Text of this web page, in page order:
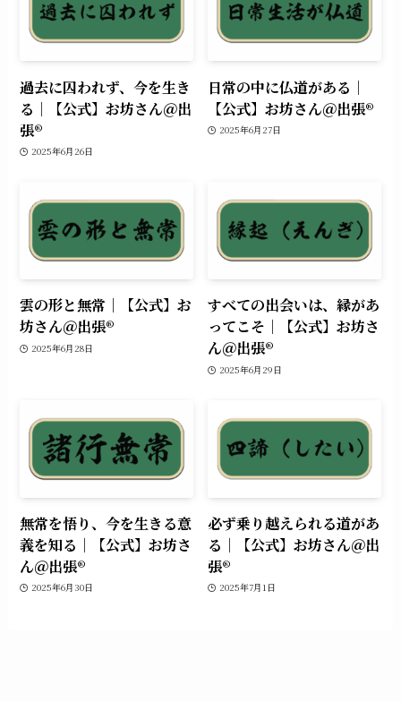
過去に囚われず、今を生き
る｜【公式】お坊さん＠出
張®︎
2025年6月26日
日常の中に仏道がある｜
【公式】お坊さん＠出張®︎
2025年6月27日
雲の形と無常｜【公式】お
坊さん＠出張®︎
2025年6月28日
すべての出会いは、縁があ
ってこそ｜【公式】お坊さ
ん＠出張®︎
2025年6月29日
無常を悟り、今を生きる意
義を知る｜【公式】お坊さ
ん＠出張®︎
2025年6月30日
必ず乗り越えられる道があ
る｜【公式】お坊さん＠出
張®︎
2025年7月1日